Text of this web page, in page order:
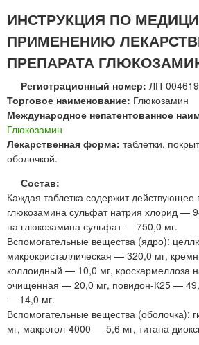
ИНСТРУКЦИЯ ПО
ПРИМЕНЕНИЮ
ПРЕПАРАТА
Регистрационный номер: ЛП-
Торговое наименование: Глюкозамин
Международное непатентованное
Глюкозамин
Лекарственная форма: таблетки,
оболочкой.
Состав:
Каждая таблетка содержит действующее
глюкозамина сульфат натрия хлорид —
на глюкозамина сульфат — 750,0 мг.
Вспомогательные вещества (ядро):
микрокристаллическая — 320,0 мг,
коллоидный — 10,0 мг, кроскармеллоза
очищенная — 20,0 мг, повидон-К25 —
— 14,0 мг.
Вспомогательные вещества (оболочка):
мг, макрогол-4000 — 5,6 мг, титана